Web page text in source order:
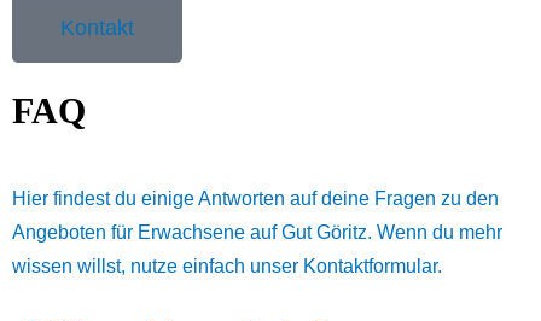
Kontakt
FAQ
Hier findest du einige Antworten auf deine Fragen zu den
Angeboten für Erwachsene auf Gut Göritz. Wenn du mehr
wissen willst, nutze einfach unser Kontaktformular.